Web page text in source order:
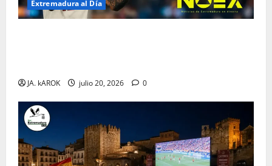
Extremadura al Día
JA. kAROK julio 20, 2026 0